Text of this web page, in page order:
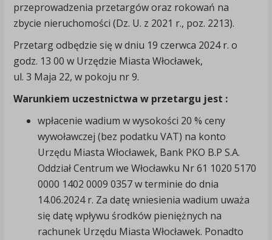
przeprowadzenia przetargów oraz rokowań na
zbycie nieruchomości (Dz. U. z 2021 r., poz. 2213).
Przetarg odbędzie się w dniu 19 czerwca 2024 r. o
godz. 13 00 w Urzędzie Miasta Włocławek,
ul. 3 Maja 22, w pokoju nr 9.
Warunkiem uczestnictwa w przetargu jest :
wpłacenie wadium w wysokości 20 % ceny
wywoławczej (bez podatku VAT) na konto
Urzędu Miasta Włocławek, Bank PKO B.P S.A.
Oddział Centrum we Włocławku Nr 61 1020 5170
0000 1402 0009 0357 w terminie do dnia
14.06.2024 r. Za datę wniesienia wadium uważa
się datę wpływu środków pieniężnych na
rachunek Urzędu Miasta Włocławek. Ponadto